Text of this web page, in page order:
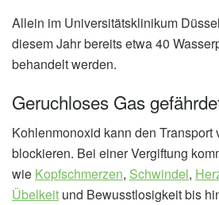
Allein im Universitätsklinikum
diesem Jahr bereits etwa 40
behandelt werden.
Geruchloses Gas
Kohlenmonoxid kann den Transport
blockieren. Bei einer Vergiftung
wie Kopfschmerzen, Schwindel,
Übelkeit und Bewusstlosigkeit bis